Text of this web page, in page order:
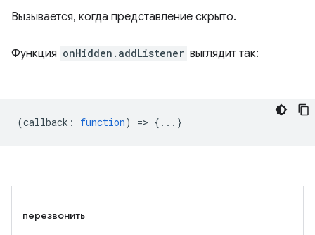
Вызывается, когда представление скрыто.
Функция onHidden.addListener выглядит так:
(callback : function) => {...}
перезвонить